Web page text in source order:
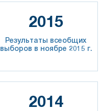
2015
Результаты всеобщих
выборов в ноябре 2015 г.
2014